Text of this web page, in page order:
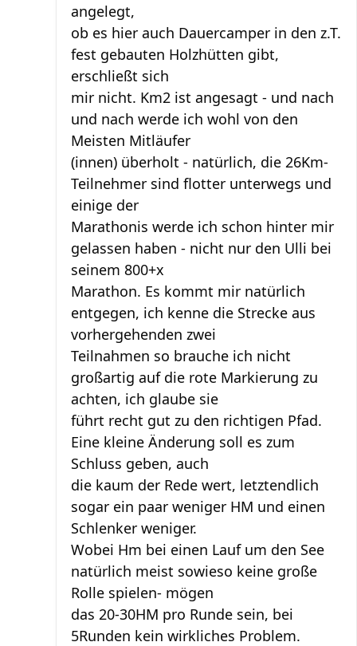
angelegt,
ob es hier auch Dauercamper in den z.T.
fest gebauten Holzhütten gibt,
erschließt sich
mir nicht. Km2 ist angesagt - und nach
und nach werde ich wohl von den
Meisten Mitläufer
(innen) überholt - natürlich, die 26Km-
Teilnehmer sind flotter unterwegs und
einige der
Marathonis werde ich schon hinter mir
gelassen haben - nicht nur den Ulli bei
seinem 800+x
Marathon. Es kommt mir natürlich
entgegen, ich kenne die Strecke aus
vorhergehenden zwei
Teilnahmen so brauche ich nicht
großartig auf die rote Markierung zu
achten, ich glaube sie
führt recht gut zu den richtigen Pfad.
Eine kleine Änderung soll es zum
Schluss geben, auch
die kaum der Rede wert, letztendlich
sogar ein paar weniger HM und einen
Schlenker weniger.
Wobei Hm bei einen Lauf um den See
natürlich meist sowieso keine große
Rolle spielen- mögen
das 20-30HM pro Runde sein, bei
5Runden kein wirkliches Problem.